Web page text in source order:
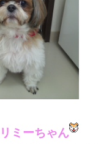
リミーちゃん